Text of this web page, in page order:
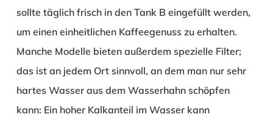
sollte täglich frisch in den Tank B eingefüllt werden,
um einen einheitlichen Kaffeegenuss zu erhalten.
Manche Modelle bieten außerdem spezielle Filter;
das ist an jedem Ort sinnvoll, an dem man nur sehr
hartes Wasser aus dem Wasserhahn schöpfen
kann: Ein hoher Kalkanteil im Wasser kann